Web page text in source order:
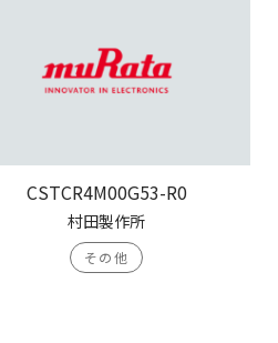
CSTCR4M00G53-R0
村田製作所
その他